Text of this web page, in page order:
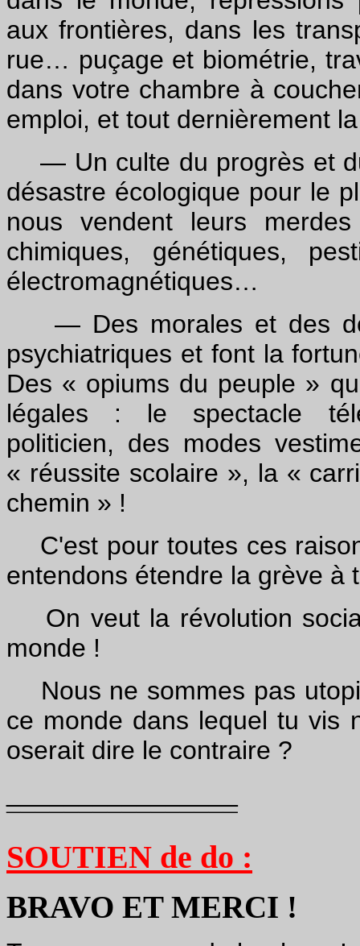
aux frontières, dans les
rue… puçage et biométrie,
dans votre chambre à
emploi, et tout dernièrement
— Un culte du progrès et
désastre écologique pour le
nous vendent leurs
chimiques, génétiques,
électromagnétiques…
— Des morales et des
psychiatriques et font la
Des « opiums du peuple »
légales : le spectacle
politicien, des modes
« réussite scolaire », la «
chemin » !
C'est pour toutes ces
entendons étendre la grève à
On veut la révolution
monde !
Nous ne sommes pas
ce monde dans lequel tu vis
oserait dire le contraire ?
¯¯¯¯¯¯¯¯¯¯¯¯¯¯¯¯
SOUTIEN de do :
BRAVO ET MERCI !